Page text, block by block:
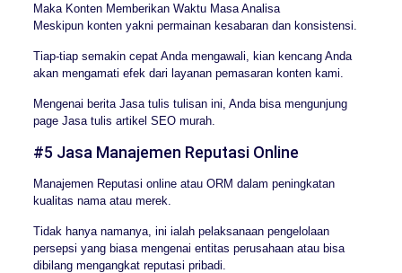
Maka Konten Memberikan Waktu Masa Analisa
Meskipun konten yakni permainan kesabaran dan konsistensi.
Tiap-tiap semakin cepat Anda mengawali, kian kencang Anda
akan mengamati efek dari layanan pemasaran konten kami.
Mengenai berita Jasa tulis tulisan ini, Anda bisa mengunjung
page Jasa tulis artikel SEO murah.
#5 Jasa Manajemen Reputasi Online
Manajemen Reputasi online atau ORM dalam peningkatan
kualitas nama atau merek.
Tidak hanya namanya, ini ialah pelaksanaan pengelolaan
persepsi yang biasa mengenai entitas perusahaan atau bisa
dibilang mengangkat reputasi pribadi.